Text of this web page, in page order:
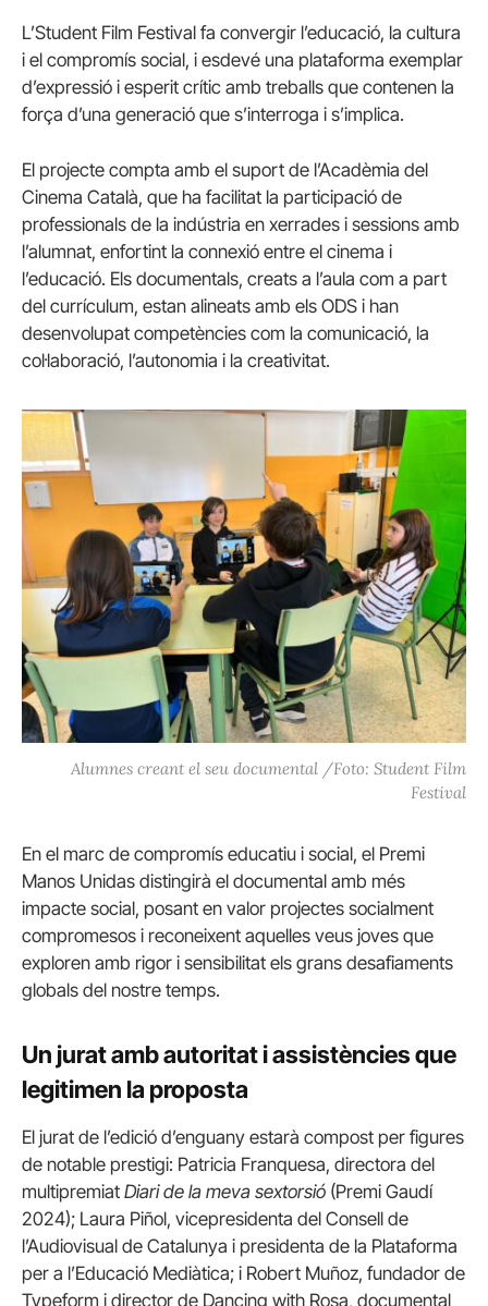
L’Student Film Festival fa convergir l’educació, la cultura
i el compromís social, i esdevé una plataforma exemplar
d’expressió i esperit crític amb treballs que contenen la
força d’una generació que s’interroga i s’implica.
El projecte compta amb el suport de l’Acadèmia del
Cinema Català, que ha facilitat la participació de
professionals de la indústria en xerrades i sessions amb
l’alumnat, enfortint la connexió entre el cinema i
l’educació. Els documentals, creats a l’aula com a part
del currículum, estan alineats amb els ODS i han
desenvolupat competències com la comunicació, la
col·laboració, l’autonomia i la creativitat.
Alumnes creant el seu documental /Foto: Student Film
Festival
En el marc de compromís educatiu i social, el Premi
Manos Unidas distingirà el documental amb més
impacte social, posant en valor projectes socialment
compromesos i reconeixent aquelles veus joves que
exploren amb rigor i sensibilitat els grans desafiaments
globals del nostre temps.
Un jurat amb autoritat i assistències que
legitimen la proposta
El jurat de l’edició d’enguany estarà compost per figures
de notable prestigi: Patricia Franquesa, directora del
multipremiat Diari de la meva sextorsió (Premi Gaudí
2024); Laura Piñol, vicepresidenta del Consell de
l’Audiovisual de Catalunya i presidenta de la Plataforma
per a l’Educació Mediàtica; i Robert Muñoz, fundador de
Typeform i director de Dancing with Rosa, documental